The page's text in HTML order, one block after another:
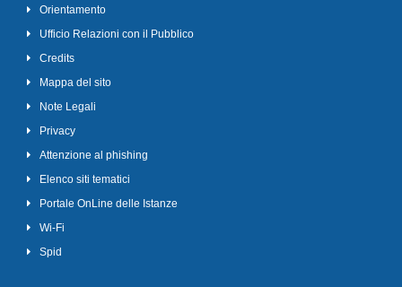
Orientamento
Ufficio Relazioni con il Pubblico
Credits
Mappa del sito
Note Legali
Privacy
Attenzione al phishing
Elenco siti tematici
Portale OnLine delle Istanze
Wi-Fi
Spid